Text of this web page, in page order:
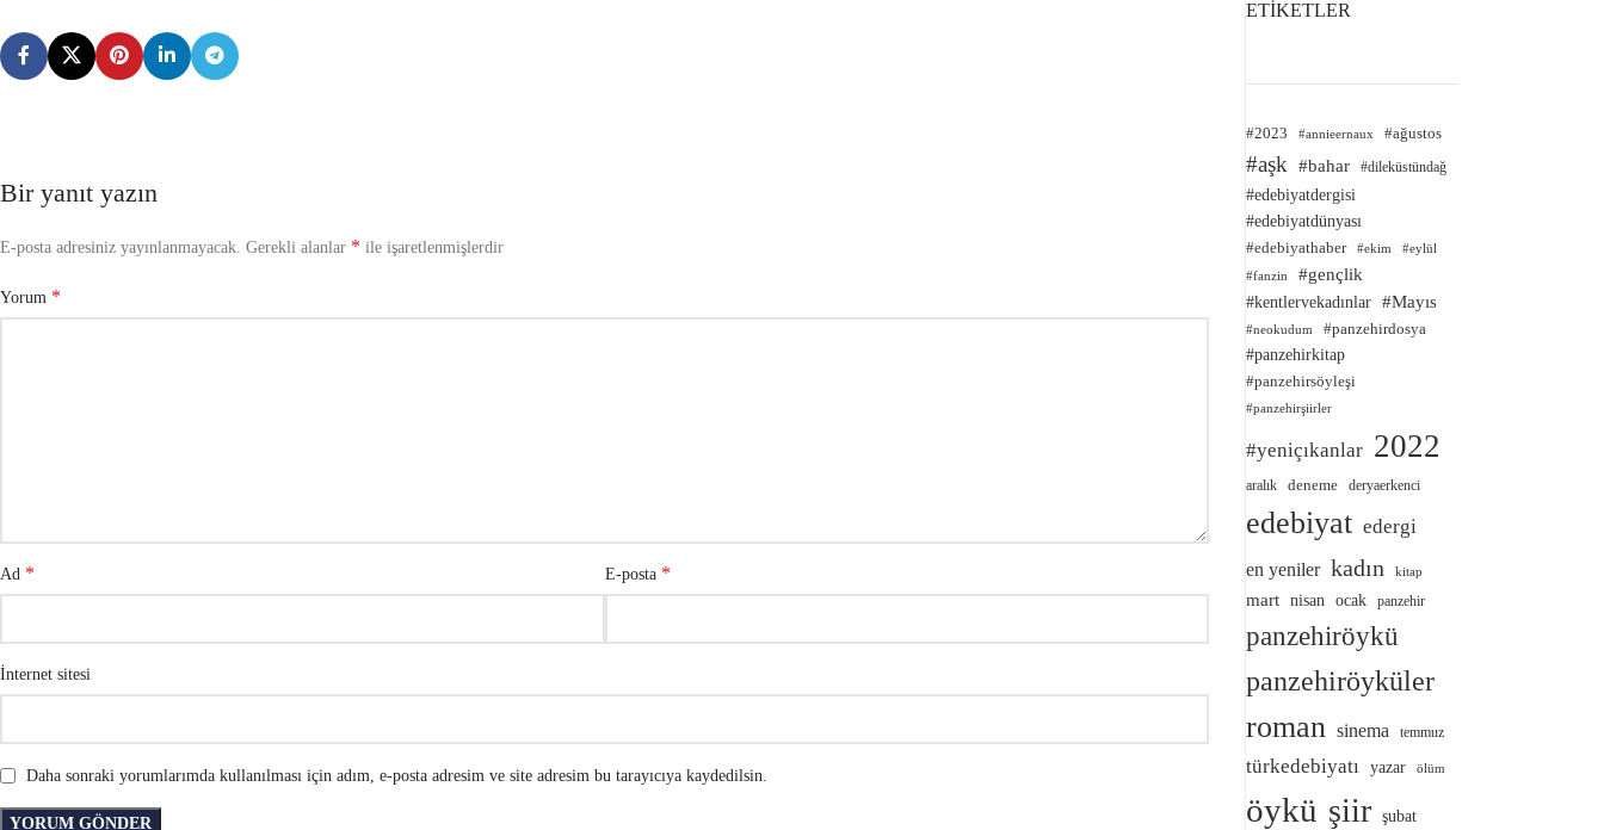
Bir yanıt yazın
E-posta adresiniz yayınlanmayacak. Gerekli alanlar * ile işaretlenmişlerdir
Yorum *
Ad * E-posta *
İnternet sitesi
Daha sonraki yorumlarımda kullanılması için adım, e-posta adresim ve site adresim bu tarayıcıya kaydedilsin.
ETİKETLER
#2023 #annieernaux #ağustos
#aşk #bahar #dileküstündağ
#edebiyatdergisi
#edebiyatdünyası
#edebiyathaber #ekim #eylül
#fanzin
#gençlik
#kentlervekadınlar #Mayıs
#neokudum
#panzehirdosya
#panzehirkitap
#panzehirsöyleşi
#panzehirşiirler
#yeniçıkanlar 2022
aralık deneme deryaerkenci
edebiyat edergi
en yeniler kadın kitap
mart nisan ocak panzehir
panzehiröykü
panzehiröyküler
roman sinema temmuz
türkedebiyatı yazar ölüm
öykü şiir şubat